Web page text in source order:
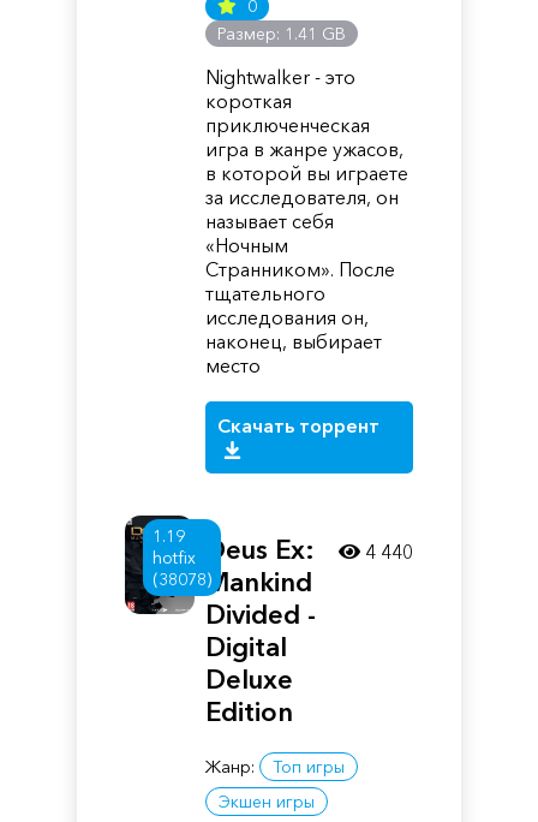
0
Размер: 1.41 GB
Nightwalker - это
короткая
приключенческая
игра в жанре ужасов,
в которой вы играете
за исследователя, он
называет себя
«Ночным
Странником». После
тщательного
исследования он,
наконец, выбирает
место
Скачать торрент
1.19
hotfix
(38078)
Deus Ex:
Mankind
Divided -
Digital
Deluxe
Edition
Жанр:
Топ игры
Экшен игры
4 440